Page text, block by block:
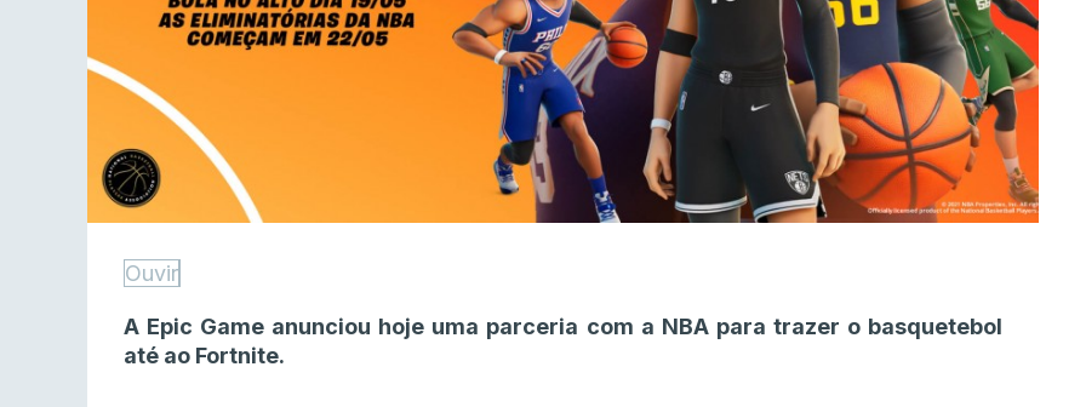
Ouvir
A Epic Game anunciou hoje uma parceria com a NBA para trazer o basquetebol
até ao Fortnite.